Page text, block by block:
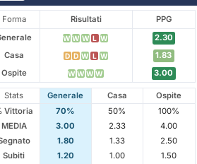
Forma Risultati
PPG
W W W L W
2.30
Casa
D D W L W
1.83
Ospite
W W W W 3.00
Stats Generale Casa
Ospite
Vittoria
70% 50%
100%
MEDIA
3.00 2.33
4.00
1.80 1.33
2.50
Subiti
1.20 1.00
1.50